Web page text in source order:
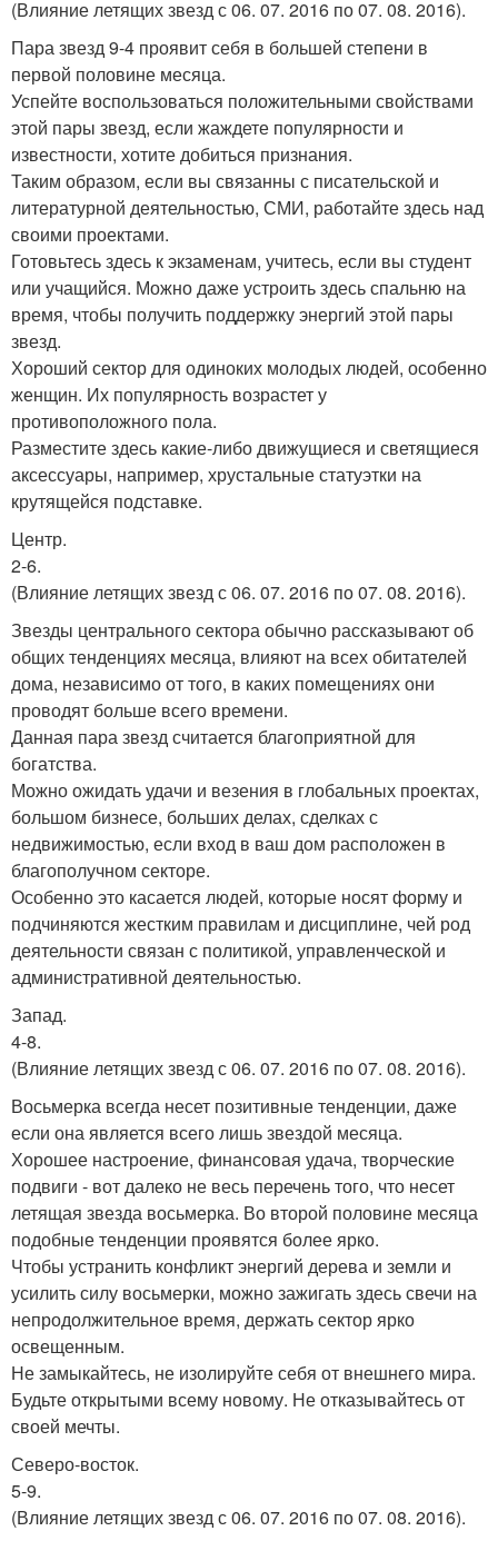
(Влияние летящих звезд с 06. 07. 2016 по 07. 08. 2016).
Пара звезд 9-4 проявит себя в большей степени в
первой половине месяца.
Успейте воспользоваться положительными свойствами
этой пары звезд, если жаждете популярности и
известности, хотите добиться признания.
Таким образом, если вы связанны с писательской и
литературной деятельностью, СМИ, работайте здесь над
своими проектами.
Готовьтесь здесь к экзаменам, учитесь, если вы студент
или учащийся. Можно даже устроить здесь спальню на
время, чтобы получить поддержку энергий этой пары
звезд.
Хороший сектор для одиноких молодых людей, особенно
женщин. Их популярность возрастет у
противоположного пола.
Разместите здесь какие-либо движущиеся и светящиеся
аксессуары, например, хрустальные статуэтки на
крутящейся подставке.
Центр.
2-6.
(Влияние летящих звезд с 06. 07. 2016 по 07. 08. 2016).
Звезды центрального сектора обычно рассказывают об
общих тенденциях месяца, влияют на всех обитателей
дома, независимо от того, в каких помещениях они
проводят больше всего времени.
Данная пара звезд считается благоприятной для
богатства.
Можно ожидать удачи и везения в глобальных проектах,
большом бизнесе, больших делах, сделках с
недвижимостью, если вход в ваш дом расположен в
благополучном секторе.
Особенно это касается людей, которые носят форму и
подчиняются жестким правилам и дисциплине, чей род
деятельности связан с политикой, управленческой и
административной деятельностью.
Запад.
4-8.
(Влияние летящих звезд с 06. 07. 2016 по 07. 08. 2016).
Восьмерка всегда несет позитивные тенденции, даже
если она является всего лишь звездой месяца.
Хорошее настроение, финансовая удача, творческие
подвиги - вот далеко не весь перечень того, что несет
летящая звезда восьмерка. Во второй половине месяца
подобные тенденции проявятся более ярко.
Чтобы устранить конфликт энергий дерева и земли и
усилить силу восьмерки, можно зажигать здесь свечи на
непродолжительное время, держать сектор ярко
освещенным.
Не замыкайтесь, не изолируйте себя от внешнего мира.
Будьте открытыми всему новому. Не отказывайтесь от
своей мечты.
Северо-восток.
5-9.
(Влияние летящих звезд с 06. 07. 2016 по 07. 08. 2016).